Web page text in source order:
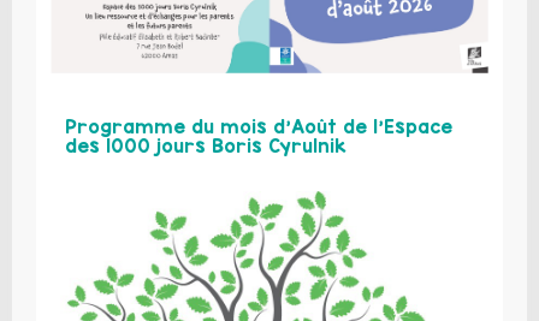
Programme du mois d’Août de l’Espace
des 1000 jours Boris Cyrulnik